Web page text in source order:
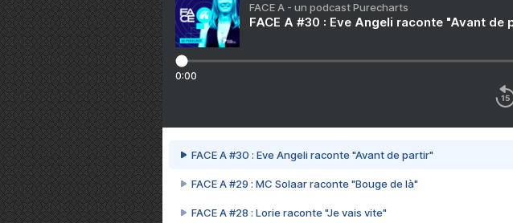
FACE A - un podcast Purecharts
FACE A #30 : Eve Angeli raconte "Avant de
0:00
FACE A #30 : Eve Angeli raconte "Avant de partir"
FACE A #29 : MC Solaar raconte "Bouge de là"
FACE A #28 : Lorie raconte "Je vais vite"